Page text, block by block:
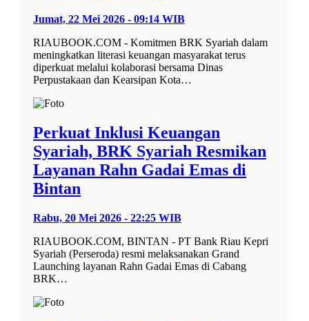
Jumat, 22 Mei 2026 - 09:14 WIB
RIAUBOOK.COM - Komitmen BRK Syariah dalam
meningkatkan literasi keuangan masyarakat terus
diperkuat melalui kolaborasi bersama Dinas
Perpustakaan dan Kearsipan Kota…
Perkuat Inklusi Keuangan
Syariah, BRK Syariah Resmikan
Layanan Rahn Gadai Emas di
Bintan
Rabu, 20 Mei 2026 - 22:25 WIB
RIAUBOOK.COM, BINTAN - PT Bank Riau Kepri
Syariah (Perseroda) resmi melaksanakan Grand
Launching layanan Rahn Gadai Emas di Cabang
BRK…